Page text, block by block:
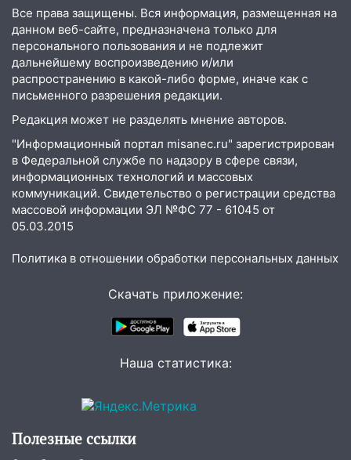
принесет прилив творческой энергии и
отличные шансы исправить старые
ошибки
06.08.2026
23:20 Прогноз погоды на 7 августа в
20:04 Ульяновцев приглашают на забег,
посвящённый Дню воздушного флота
России
19:12 В Ульяновской области
руководителя частной компании
сотрудник
баскетбола!
Ульяновский областной суд
«УльяновскФармации» за махинации на
Ветераны легкой атлетики из
Чемпионате России
Все права защищены. Вся информация, размещенная на
данном веб-сайте, предназначена только для
персонального пользования и не подлежит
дальнейшему воспроизведению и/или
распространению в какой-либо форме, иначе как с
письменного разрешения редакции.
Редакция может не разделять мнение авторов.
"Информационный портал misanec.ru" зарегистрирован
в Федеральной службе по надзору в сфере связи,
информационных технологий и массовых
коммуникаций. Свидетельство о регистрации средства
массовой информации ЭЛ №ФС 77 - 61045 от
05.03.2015
Политика в отношении обработки персональных данных
Скачать приложение:
Наша статистика:
Полезные ссылки